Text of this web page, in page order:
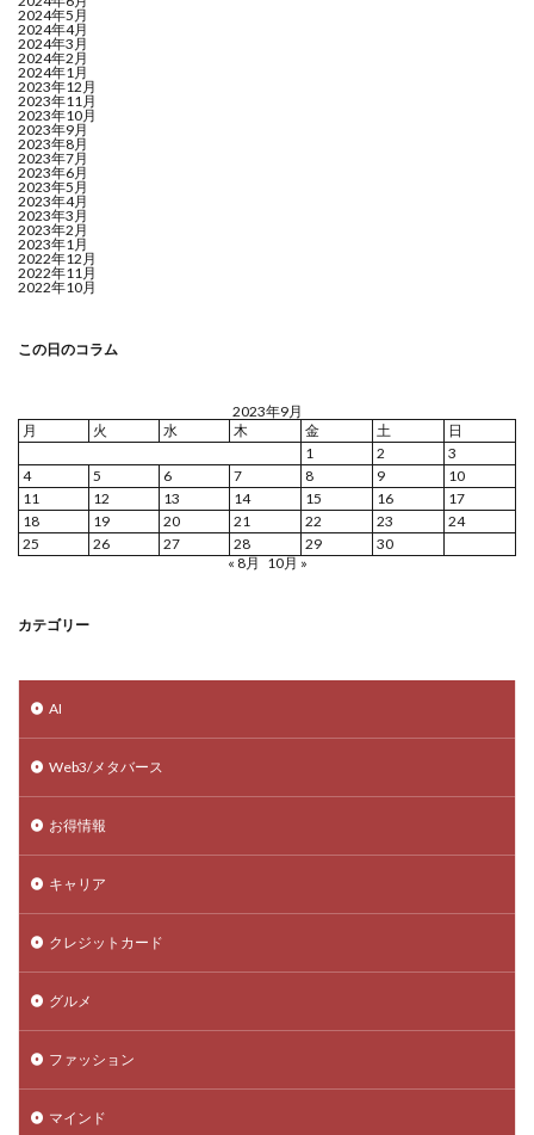
2024年5月
2024年4月
2024年3月
2024年2月
2024年1月
2023年12月
2023年11月
2023年10月
2023年9月
2023年8月
2023年7月
2023年6月
2023年5月
2023年4月
2023年3月
2023年2月
2023年1月
2022年12月
2022年11月
2022年10月
この日のコラム
2023年9月
月
火 水 木 金 土
日
1
2
3
4
5 6 7 8 9
10
11
12 13 14 15 16
17
18
19 20 21 22 23
24
25
26 27 28 29
30
« 8月 10月 »
カテゴリー
AI
Web3/メタバース
お得情報
キャリア
クレジットカード
グルメ
ファッション
マインド